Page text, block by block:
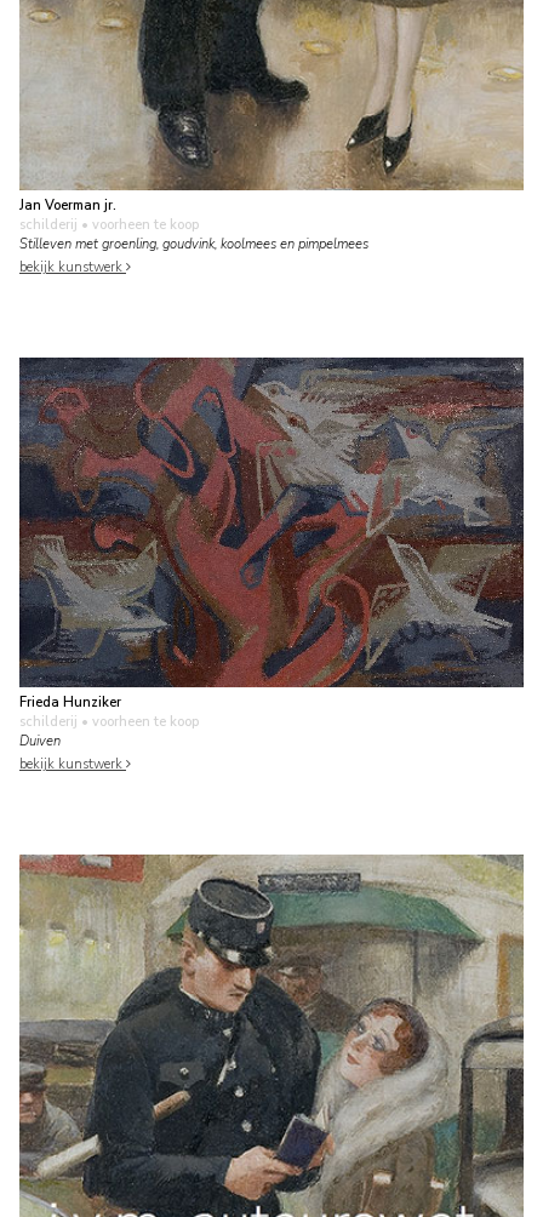
Jan Voerman jr.
schilderij • voorheen te koop
Stilleven met groenling, goudvink, koolmees en pimpelmees
bekijk kunstwerk
Frieda Hunziker
schilderij • voorheen te koop
Duiven
bekijk kunstwerk